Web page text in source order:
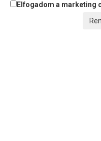
© Copyright Triász-
Elfogadom a marketing